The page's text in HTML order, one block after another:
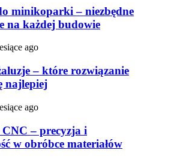
minikoparki – niezbędne
na każdej budowie
ago
– które rozwiązanie
najlepiej
ago
– precyzja i
w obróbce materiałów